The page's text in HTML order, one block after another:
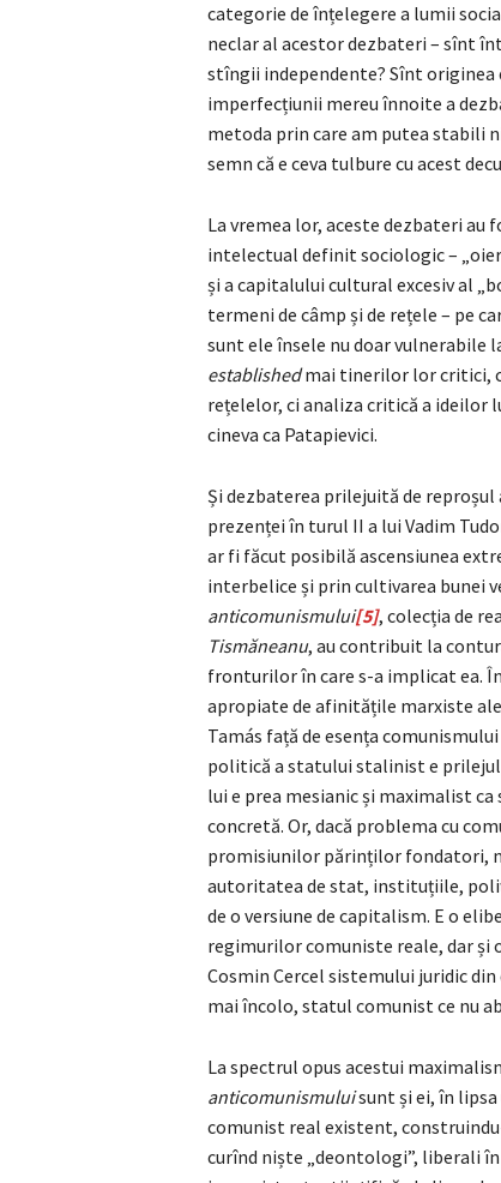
categorie de înțelegere a lumii
neclar al acestor dezbateri – sînt
stîngii independente? Sînt originea
imperfecțiunii mereu înnoite a
metoda prin care am putea stabili
semn că e ceva tulbure cu acest
La vremea lor, aceste dezbateri
intelectual definit sociologic –
și a capitalului cultural excesiv al
termeni de câmp și de rețele – pe
sunt ele însele nu doar vulnerabile
establishedmai tinerilor lor critici,
rețelelor, ci analiza critică a ideilor
cineva ca Patapievici.
Și dezbaterea prilejuită de reproșul
prezenței în turul II a lui Vadim
ar fi făcut posibilă ascensiunea
interbelice și prin cultivarea bunei
anticomunismului[5], colecția de
Tismăneanu, au contribuit la
fronturilor în care s-a implicat ea.
apropiate de afinitățile marxiste
Tamás față de esența
politică a statului stalinist e
lui e prea mesianic și maximalist
concretă. Or, dacă problema cu
promisiunilor părinților fondatori,
autoritatea de stat, instituțiile,
de o versiune de capitalism. E o
regimurilor comuniste reale, dar și
Cosmin Cercel sistemului juridic
mai încolo, statul comunist ce nu
La spectrul opus acestui
anticomunismuluisunt și ei, în
comunist real existent,
curînd niște „deontologi”, liberali